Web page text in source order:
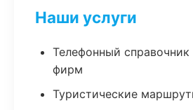
Наши услуги
Телефонный
фирм
Туристические